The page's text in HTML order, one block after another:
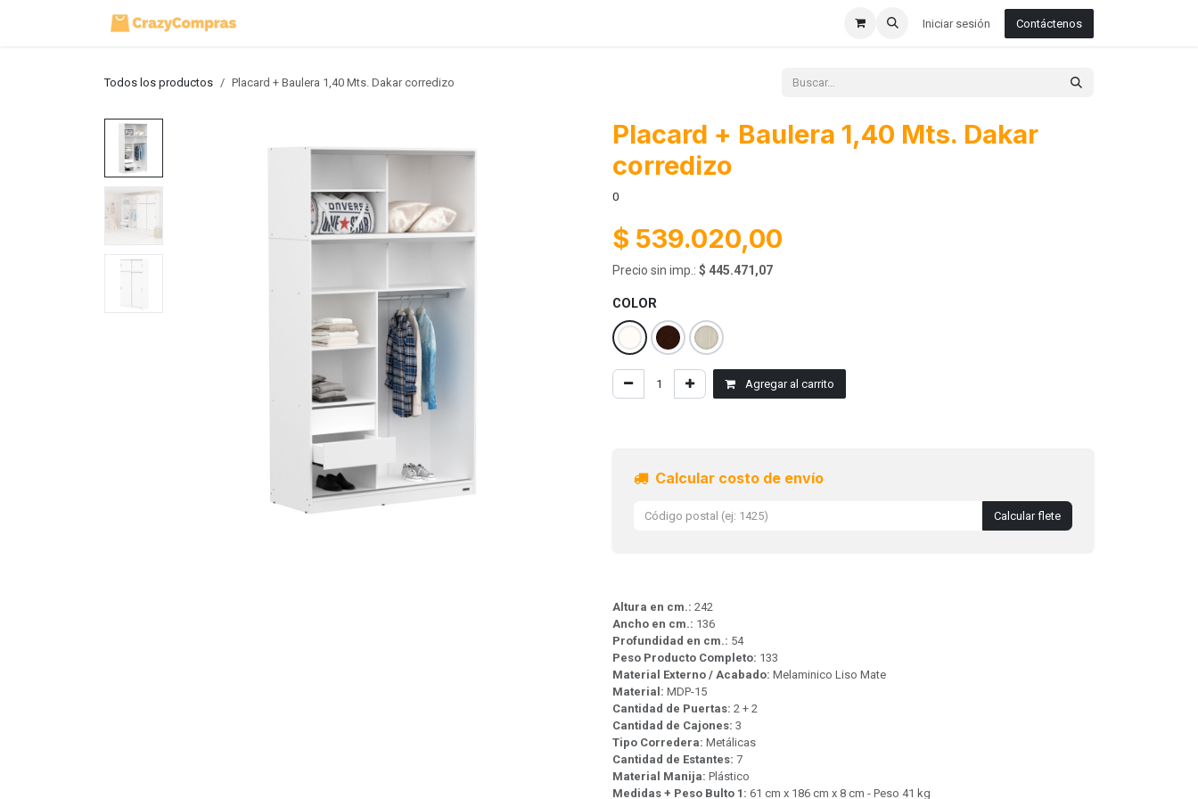
Iniciar sesión Contáctenos
Todos los productos Placard + Baulera 1,40 Mts. Dakar corredizo
Placard + Baulera 1,40 Mts. Dakar
corredizo
0
$ 539.020,00
Precio sin imp.: $ 445.471,07
COLOR
Agregar al carrito
Calcular costo de envío
Calcular flete
Altura en cm.: 242
Ancho en cm.: 136
Profundidad en cm.: 54
Peso Producto Completo: 133
Material Externo / Acabado: Melaminico Liso Mate
Material: MDP-15
Cantidad de Puertas: 2 + 2
Cantidad de Cajones: 3
Tipo Corredera: Metálicas
Cantidad de Estantes: 7
Material Manija: Plástico
Medidas + Peso Bulto 1: 61 cm x 186 cm x 8 cm - Peso 41 kg